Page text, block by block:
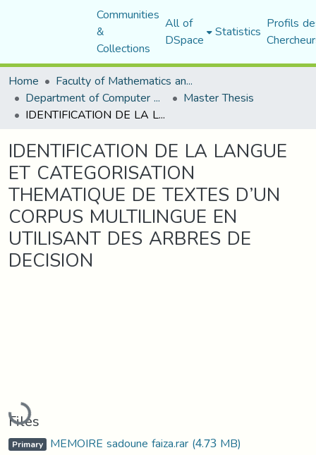
Communities
&
Collections
All of
DSpace Statistics Profils
Home
Faculty of Mathematics and Computer Science
Department of Computer Science Master Thesis
IDENTIFICATION DE LA LANGUE ET CATEGORISATION THEMATIQUE DE TEXTES D’UN CORPUS MULTILINGUE EN UTILISANT DES ARBRES DE DECISION
IDENTIFICATION DE LA LANGUE
ET CATEGORISATION
THEMATIQUE DE TEXTES D’UN
CORPUS MULTILINGUE EN
UTILISANT DES ARBRES DE
DECISION
Loading...
Files
Primary MEMOIRE sadoune faiza.rar(4.73 MB)